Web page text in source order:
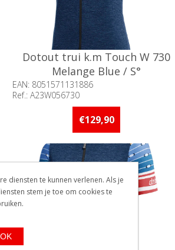
Dotout trui k.m Touch W 730
Melange Blue / S°
EAN: 8051571131886
Ref.: A23W056730
Beschikbaarheid:: Minder dan 5 stuks
€129,90
diensten te kunnen verlenen. Als je
stem je toe om cookies te
OK